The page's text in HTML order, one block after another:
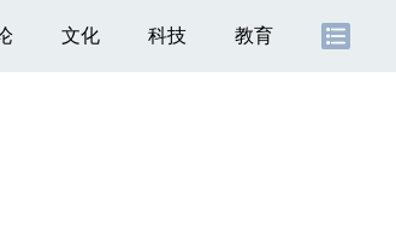
文化 科技 教育